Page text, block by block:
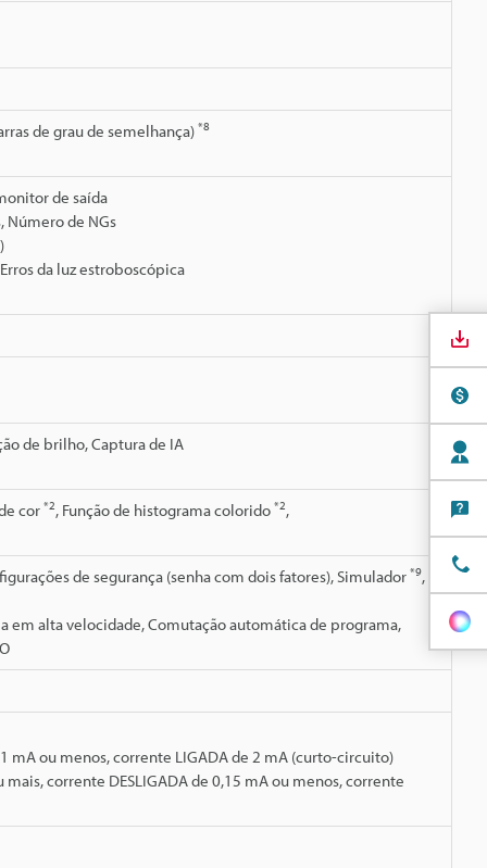
de grau de semelhança) *8
de saída
Número de NGs
da luz estroboscópica
de brilho, Captura de IA
cor *2, Função de histograma colorido *2,
de segurança (senha com dois fatores), Simulador *9,
alta velocidade, Comutação automática de programa,
mA ou menos, corrente LIGADA de 2 mA (curto-circuito)
corrente DESLIGADA de 0,15 mA ou menos, corrente